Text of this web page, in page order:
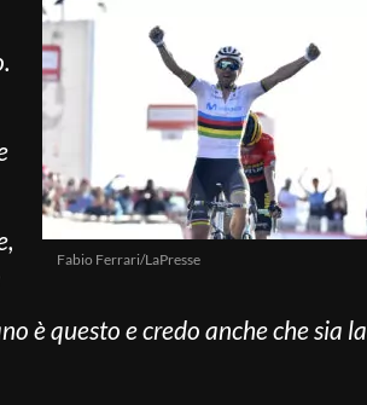
Fabio Ferrari/LaPresse
è questo e credo anche che sia la